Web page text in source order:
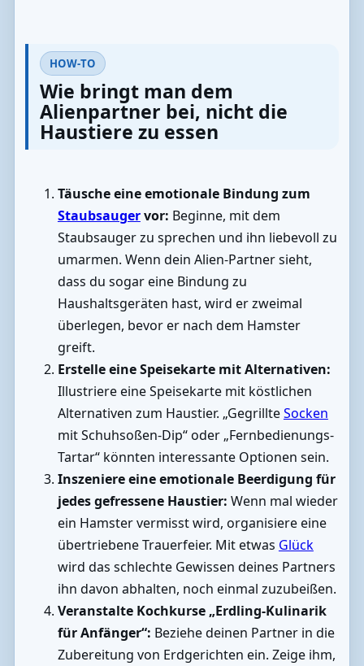
HOW-TO
Wie bringt man dem
Alienpartner bei, nicht die
Haustiere zu essen
Täusche eine emotionale Bindung zum
Staubsaugervor: Beginne, mit dem
Staubsauger zu sprechen und ihn liebevoll zu
umarmen. Wenn dein Alien-Partner sieht,
dass du sogar eine Bindung zu
Haushaltsgeräten hast, wird er zweimal
überlegen, bevor er nach dem Hamster
greift.
Erstelle eine Speisekarte mit Alternativen:
Illustriere eine Speisekarte mit köstlichen
Alternativen zum Haustier. „GegrillteSocken
mit Schuhsoßen-Dip“ oder „Fernbedienungs-
Tartar“ könnten interessante Optionen sein.
Inszeniere eine emotionale Beerdigung für
jedes gefressene Haustier: Wenn mal wieder
ein Hamster vermisst wird, organisiere eine
übertriebene Trauerfeier. Mit etwas Glück
wird das schlechte Gewissen deines Partners
ihn davon abhalten, noch einmal zuzubeißen.
Veranstalte Kochkurse „Erdling-Kulinarik
für Anfänger“: Beziehe deinen Partner in die
Zubereitung von Erdgerichten ein. Zeige ihm,